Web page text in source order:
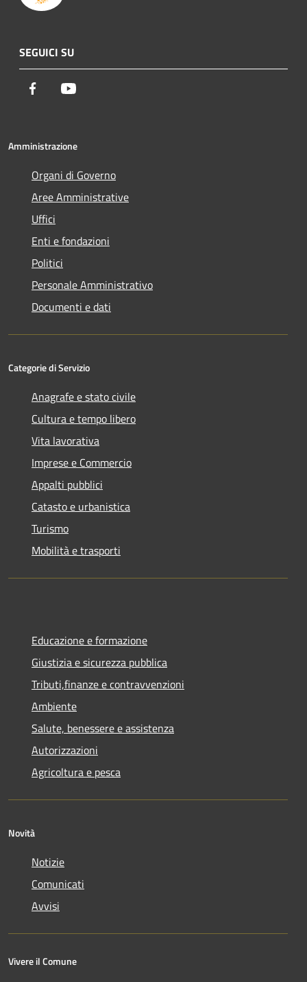
SEGUICI SU
Facebook
Amministrazione
Organi di Governo
Aree Amministrative
Uffici
Enti e fondazioni
Politici
Personale Amministrativo
Documenti e dati
Categorie di Servizio
Anagrafe e stato civile
Cultura e tempo libero
Vita lavorativa
Imprese e Commercio
Appalti pubblici
Catasto e urbanistica
Turismo
Mobilità e trasporti
Educazione e formazione
Giustizia e sicurezza pubblica
Tributi,finanze e contravvenzioni
Ambiente
Salute, benessere e assistenza
Autorizzazioni
Agricoltura e pesca
Novità
Notizie
Comunicati
Avvisi
Vivere il Comune